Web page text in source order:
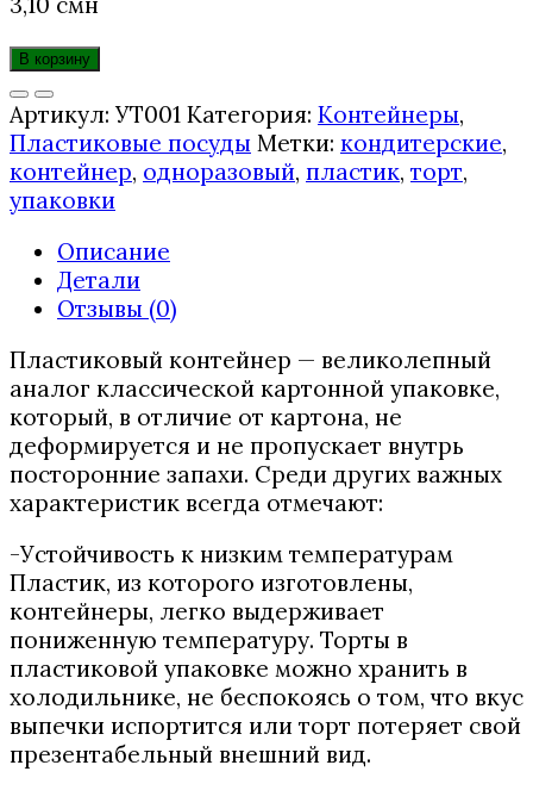
В корзину
Артикул: УТ001 Категория: Контейнеры,
Пластиковые посуды Метки: кондитерские,
контейнер, одноразовый, пластик, торт,
упаковки
Описание
Детали
Отзывы (0)
Пластиковый контейнер — великолепный
аналог классической картонной упаковке,
который, в отличие от картона, не
деформируется и не пропускает внутрь
посторонние запахи. Среди других важных
характеристик всегда отмечают:
-Устойчивость к низким температурам
Пластик, из которого изготовлены,
контейнеры, легко выдерживает
пониженную температуру. Торты в
пластиковой упаковке можно хранить в
холодильнике, не беспокоясь о том, что вкус
выпечки испортится или торт потеряет свой
презентабельный внешний вид.